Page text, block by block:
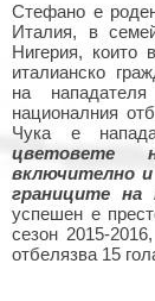
Стефано е
Италия, в
Нигерия, които
италианско
на
националния
Чука е
цветовете
включително
границите на
успешен е
сезон 2015-2016
отбелязва 15